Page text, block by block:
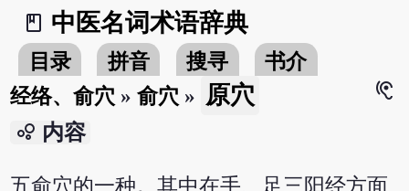
book_2
中医名词术语辞典
目录 拼音 搜寻
书介
经络、俞穴 »俞穴 » 原穴
hearing
bubble_chart 内容
五俞穴的一种。其中在手、足三阳经方面